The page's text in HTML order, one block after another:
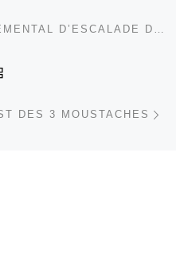
CHAMPIONNAT DÉPARTEMENTAL D’ESCALADE DE BLOC AIN 2025
DES 3 MOUSTACHES